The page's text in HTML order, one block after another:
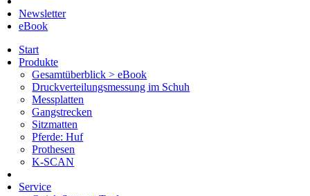
Newsletter
eBook
Start
Produkte
Gesamtüberblick > eBook
Druckverteilungsmessung im Schuh
Messplatten
Gangstrecken
Sitzmatten
Pferde: Huf
Prothesen
K-SCAN
Service